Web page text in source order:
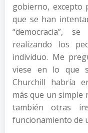
gobierno, excepto
que se han
“democracia”,
realizando los
individuo. Me
viese en lo que
Churchill habría
más que un simple
también otras
funcionamiento de